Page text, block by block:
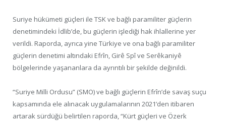
Suriye hükümeti güçleri ile TSK ve bağlı paramiliter güçlerin
denetimindeki İdlib’de, bu güçlerin işlediği hak ihlallerine yer
verildi. Raporda, ayrıca yine Türkiye ve ona bağlı paramiliter
güçlerin denetimi altındaki Efrîn, Girê Spî ve Serêkaniyê
bölgelerinde yaşananlara da ayrıntılı bir şekilde değinildi.
“Suriye Milli Ordusu” (SMO) ve bağlı güçlerin Efrîn’de savaş suçu
kapsamında ele alınacak uygulamalarının 2021’den itibaren
artarak sürdüğü belirtilen raporda, “Kürt güçleri ve Özerk